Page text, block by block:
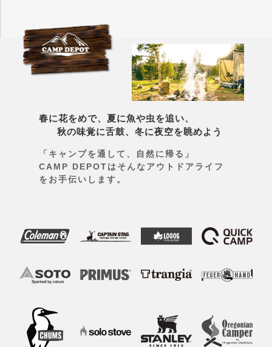
春に花をめで、夏に魚や虫を追い、
秋の味覚に舌鼓、冬に夜空を眺めよう
「キャンプを通して、自然に帰る」
CAMP DEPOTはそんなアウトドアライフ
をお手伝いします。